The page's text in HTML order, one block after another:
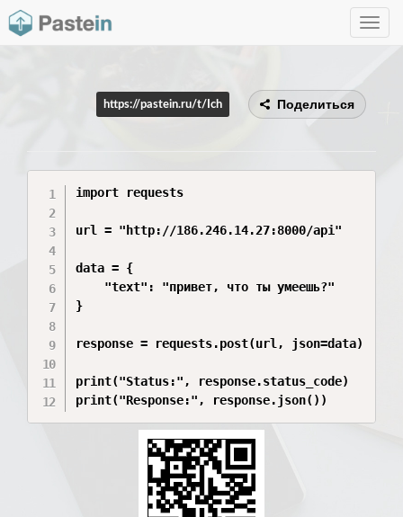
Toggle
https://pastein.ru/t/Ich Поделиться
import requests
url = "http://186.246.14.27:8000/api"
data = {
    "text": "привет, что ты умеешь?"
}
response = requests.post(url, json=data)
print("Status:", response.status_code)
print("Response:", response.json())